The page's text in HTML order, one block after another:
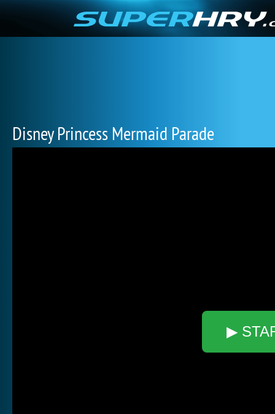
Disney Princess Mermaid Parade
▶